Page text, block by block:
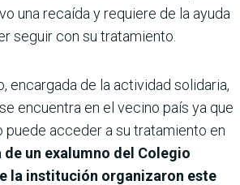
una recaída y requiere de la ayuda
seguir con su tratamiento.
encargada de la actividad solidaria,
encuentra en el vecino país ya que
puede acceder a su tratamiento en
de un exalumno del Colegio
la institución organizaron este